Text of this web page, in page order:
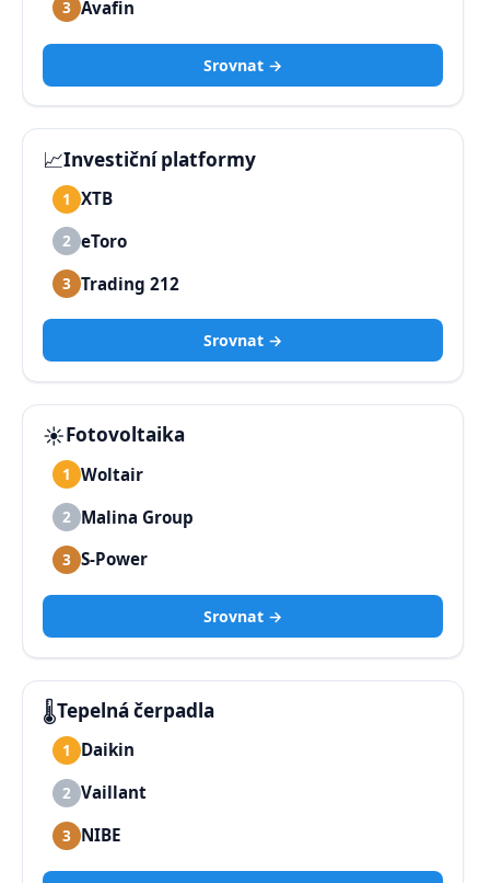
3 Avafin
Srovnat →
📈Investiční platformy
1 XTB
2 eToro
3 Trading 212
Srovnat →
☀️Fotovoltaika
1 Woltair
2 Malina Group
3 S-Power
Srovnat →
🌡️Tepelná čerpadla
1 Daikin
2 Vaillant
3 NIBE